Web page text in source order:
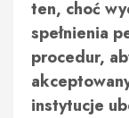
ten, choć
spełnienia
procedur,
instytucje